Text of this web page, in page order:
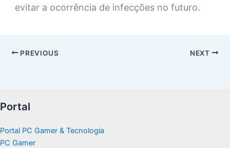
evitar a ocorrência de infecções no futuro.
PREVIOUS NEXT
Portal
Portal PC Gamer & Tecnologia
PC Gamer